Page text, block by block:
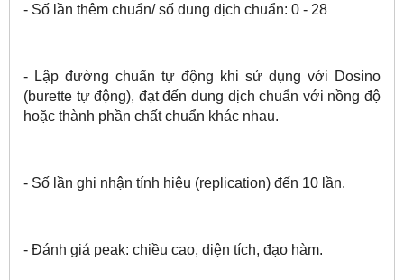
- Số lần thêm chuẩn/ số dung dịch chuẩn: 0 - 28
- Lập đường chuẩn tự động khi sử dụng với Dosino
(burette tự động), đạt đến dung dịch chuẩn với nồng độ
hoặc thành phần chất chuẩn khác nhau.
- Số lần ghi nhận tính hiệu (replication) đến 10 lần.
- Đánh giá peak: chiều cao, diện tích, đạo hàm.